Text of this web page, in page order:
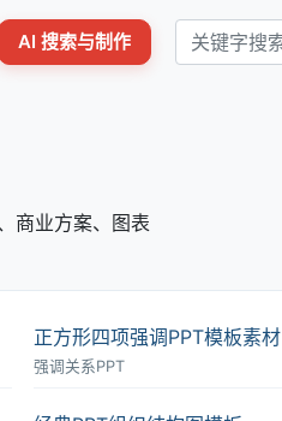
AI 搜索与制作
商业方案、图表
正方形四项强调PPT模板素材
强调关系PPT